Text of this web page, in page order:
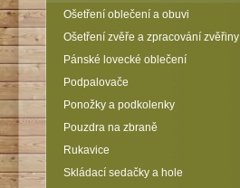
Ošetření oblečení a obuvi
Ošetření zvěře a zpracování zvěřiny
Pánské lovecké oblečení
Podpalovače
Ponožky a podkolenky
Pouzdra na zbraně
Rukavice
Skládací sedačky a hole